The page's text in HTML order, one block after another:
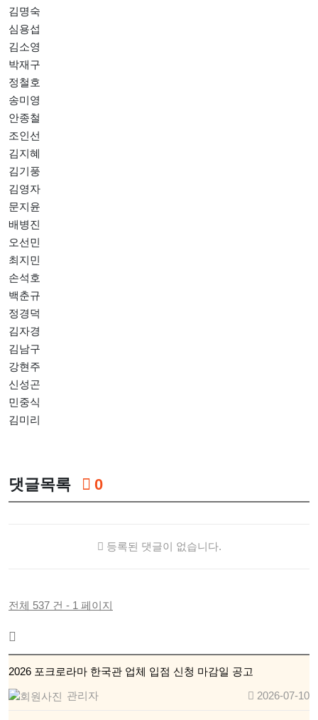
김명숙
심용섭
김소영
박재구
정철호
송미영
안종철
조인선
김지혜
김기풍
김영자
문지윤
배병진
오선민
최지민
손석호
백춘규
정경덕
김자경
김남구
강현주
신성곤
민중식
김미리
댓글목록 0
등록된 댓글이 없습니다.
전체 537 건 - 1 페이지
2026 포크로라마 한국관 업체 입점 신청 마감일 공고
관리자
2026-07-10